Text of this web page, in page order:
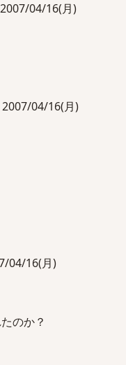
04/16(月)
2007/04/16(月)
04/16(月)
のか？